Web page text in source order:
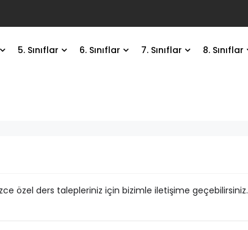
5. Sınıflar 6. Sınıflar 7. Sınıflar 8. Sınıflar
özel ders talepleriniz için bizimle iletişime geçebilirsiniz.